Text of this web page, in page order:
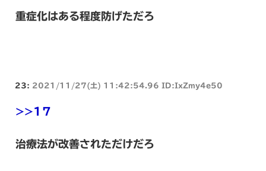
重症化はある程度防げただろ
23: 2021/11/27(土) 11:42:54.96 ID:IxZmy4e50
>>17
治療法が改善されただけだろ